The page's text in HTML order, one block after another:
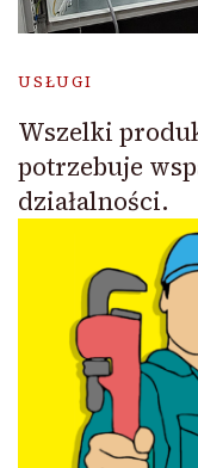
USŁUGI
Wszelki
potrzebuje
działalności.